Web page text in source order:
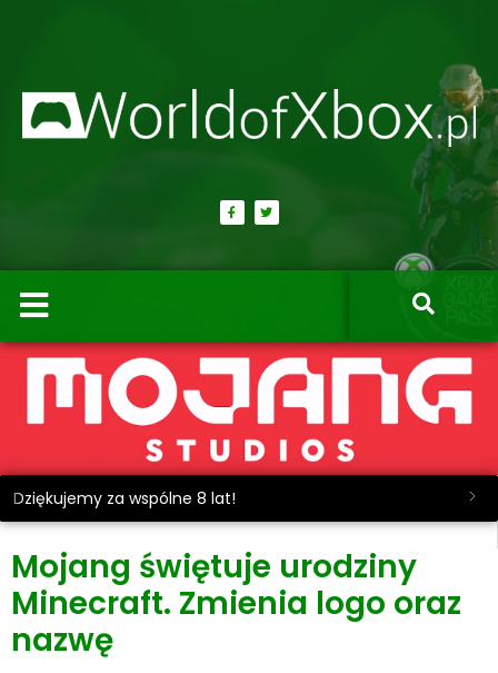
Dziękujemy za wspólne 8 lat!
Mojang świętuje urodziny
Minecraft. Zmienia logo oraz
nazwę